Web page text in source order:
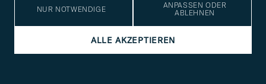
NUR NOTWENDIGE
ANPASSEN ODER
ABLEHNEN
ALLE AKZEPTIEREN